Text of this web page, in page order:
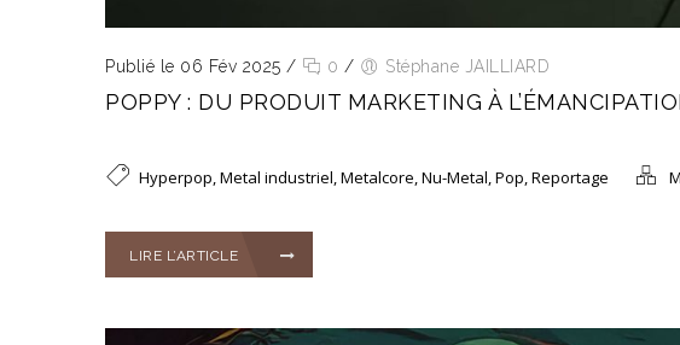
Publié le 06 Fév 2025 / 0 / Stéphane JAILLIARD
POPPY : DU PRODUIT MARKETING À
Hyperpop,Metal industriel,Metalcore,Nu-Metal,Pop,Reportage
LIRE L’ARTICLE